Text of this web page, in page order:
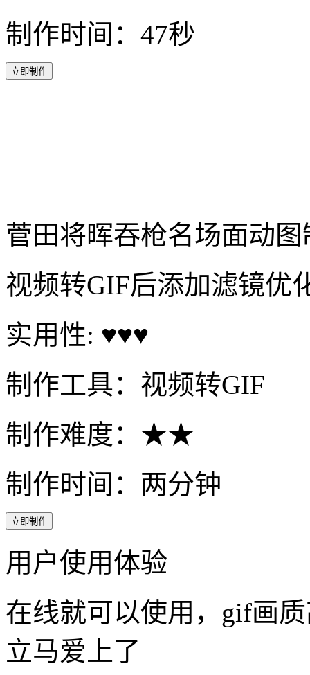
制作时间：47秒
立即制作
实用性: ♥♥♥
制作工具：视频转GIF
制作难度：★★
制作时间：两分钟
立即制作
用户使用体验
在线就可以使用，gif画
立马爱上了
用过最好用的动图工具
卧槽，早上打不开我以